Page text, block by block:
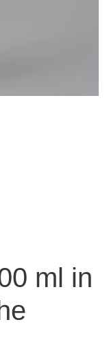
ml in